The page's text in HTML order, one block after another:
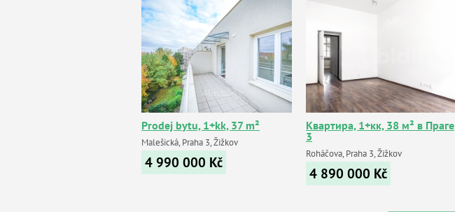
Prodej bytu, 1+kk, 37 m²
Malešická, Praha 3, Žižkov
4 990 000 Kč
Квартира, 1+кк, 38 м² в Праге
3
Roháčova, Praha 3, Žižkov
4 890 000 Kč